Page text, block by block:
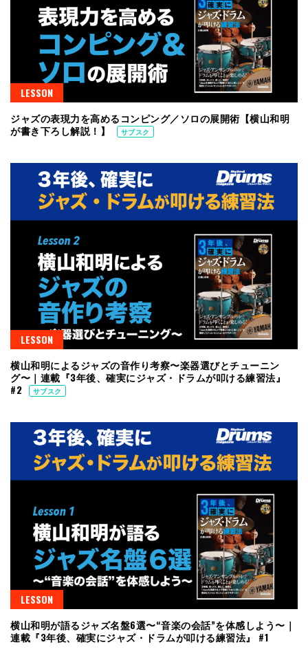
LESSON
ジャズの表現力を高めるコンピング／ソロの展開術【横山和明
が書き下ろし解説！】
サブスク
LESSON
横山和明によるジャズの音作り考察〜楽器選びとチューニン
グ〜｜連載『3年後、確実にジャズ・ドラムが叩ける練習法』
#2
サブスク
LESSON
横山和明が語るジャズ名盤6選〜“音楽の会話”を体感しよう〜｜
連載『3年後、確実にジャズ・ドラムが叩ける練習法』 #1